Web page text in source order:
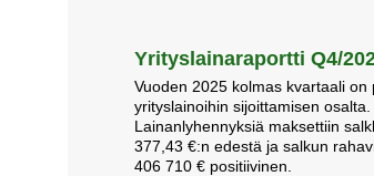
Yrityslainaraportti Q4/
Vuoden 2025 kolmas kvartaali on
yrityslainoihin sijoittamisen osalta.
Lainanlyhennyksiä maksettiin
377,43 €:n edestä ja salkun
406 710 € positiivinen.